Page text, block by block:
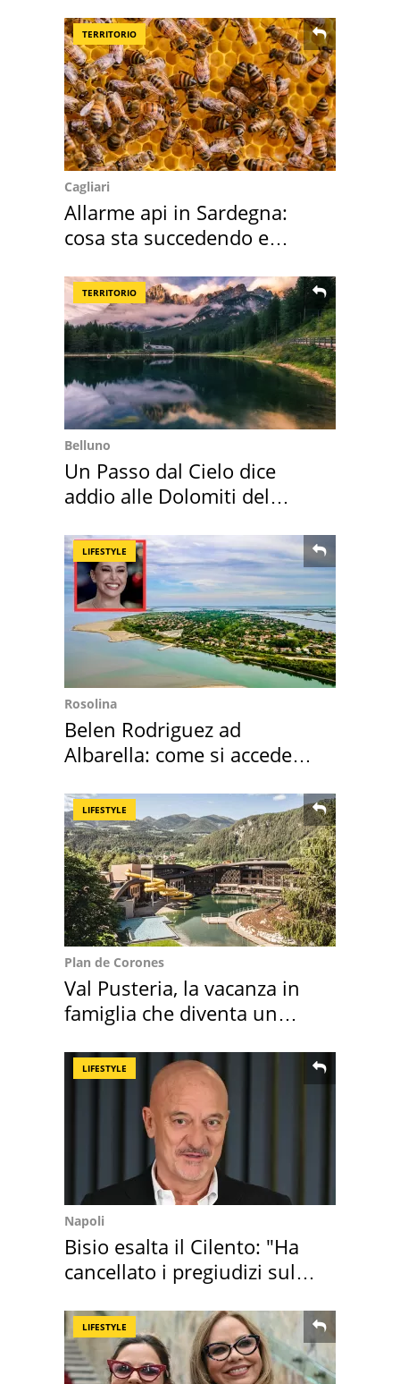
TERRITORIO
Cagliari
Allarme api in Sardegna:
cosa sta succedendo e
TERRITORIO
Belluno
Un Passo dal Cielo dice
addio alle Dolomiti del
LIFESTYLE
Rosolina
Belen Rodriguez ad
Albarella: come si accede
LIFESTYLE
Plan de Corones
Val Pusteria, la vacanza in
famiglia che diventa un
LIFESTYLE
Napoli
Bisio esalta il Cilento: "Ha
cancellato i pregiudizi sul
LIFESTYLE